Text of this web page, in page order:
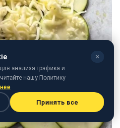
✕
анализа трафика и
нашу Политику
Принять все